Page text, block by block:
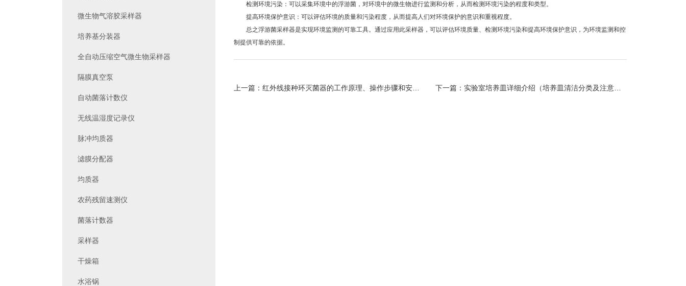
检测环境污染：可以采集环境中的浮游菌，对环境中的微生物进行监测和分析，从而检测环境污染的程度和类型。
提高环境保护意识：可以评估环境的质量和污染程度，从而提高人们对环境保护的意识和重视程度。
总之浮游菌采样器是实现环境监测的可靠工具。通过应用此采样器，可以评估环境质量、检测环境污染和提高环境保护意识，为环境监测和控
制提供可靠的依据。
下一篇： 实验室培养皿详细介绍（培养皿清洁分类及注意事项）
上一篇： 红外线接种环灭菌器的工作原理、操作步骤和安全注意事项
微生物气溶胶采样器
培养基分装器
全自动压缩空气微生物采样器
隔膜真空泵
自动菌落计数仪
无线温湿度记录仪
脉冲均质器
滤膜分配器
均质器
农药残留速测仪
菌落计数器
采样器
干燥箱
水浴锅